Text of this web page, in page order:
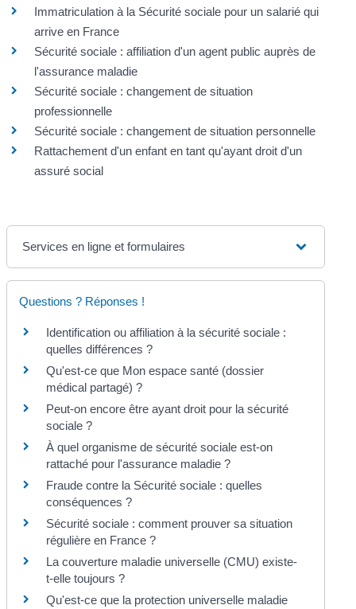
Immatriculation à la Sécurité sociale pour un salarié qui
arrive en France
Sécurité sociale : affiliation d'un agent public auprès de
l'assurance maladie
Sécurité sociale : changement de situation
professionnelle
Sécurité sociale : changement de situation personnelle
Rattachement d'un enfant en tant qu'ayant droit d'un
assuré social
Services en ligne et formulaires
Questions ? Réponses !
Identification ou affiliation à la sécurité sociale :
quelles différences ?
Qu'est-ce que Mon espace santé (dossier
médical partagé) ?
Peut-on encore être ayant droit pour la sécurité
sociale ?
À quel organisme de sécurité sociale est-on
rattaché pour l'assurance maladie ?
Fraude contre la Sécurité sociale : quelles
conséquences ?
Sécurité sociale : comment prouver sa situation
régulière en France ?
La couverture maladie universelle (CMU) existe-
t-elle toujours ?
Qu'est-ce que la protection universelle maladie